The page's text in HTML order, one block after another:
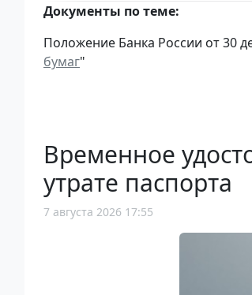
Документы по теме:
Положение Банка России от 30
бумаг"
Временное
утрате паспорта
7 августа 2026 17:55